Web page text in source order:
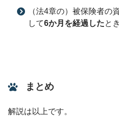
（法4章の）被保険者の
して6か月を経過したと
まとめ
解説は以上です。